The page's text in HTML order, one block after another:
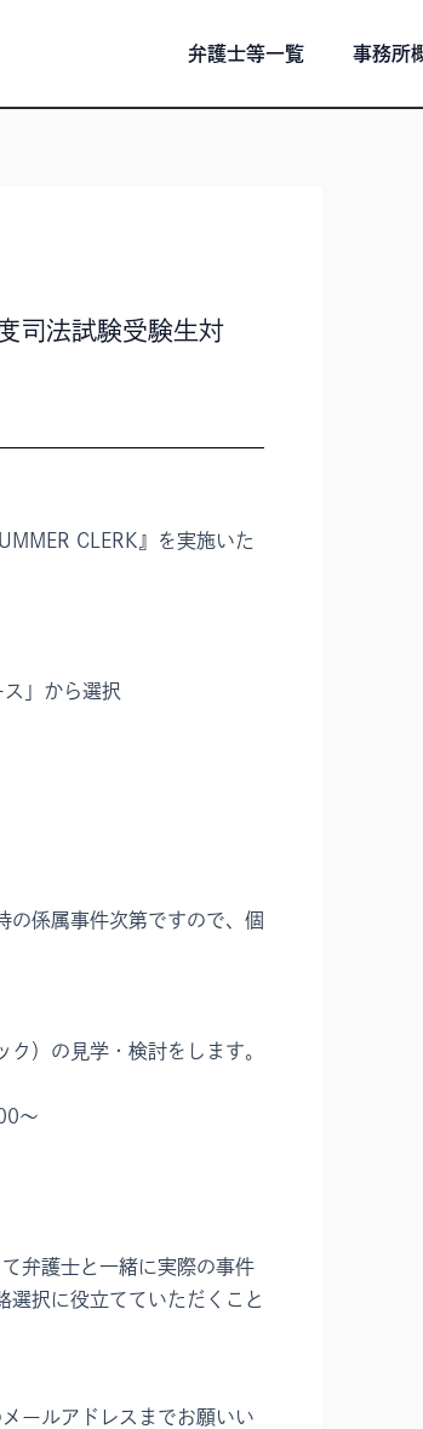
弁護士等一覧 事務所
司法試験受験生対
CLERK』を実施いた
」から選択
の係属事件次第ですので、個
）の見学・検討をします。
～
弁護士と一緒に実際の事件
選択に役立てていただくこと
ールアドレスまでお願いい